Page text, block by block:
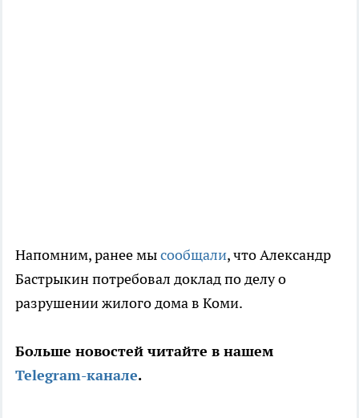
Напомним, ранее мысообщали, что Александр
Бастрыкин потребовал доклад по делу о
разрушении жилого дома в Коми.
Больше новостей читайте в нашем
Telegram-канале.